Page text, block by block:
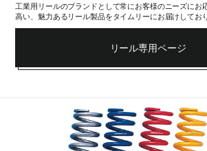
工業用リールのブランドとして常にお客様のニーズにお
高い、魅力あるリール製品をタイムリーにお届けしてお
リール専用ページ